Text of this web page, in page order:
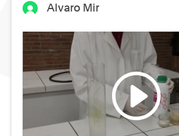
Alvaro Mir